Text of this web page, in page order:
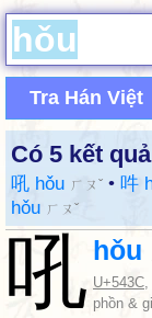
Tra Hán Việt
Có 5 kết
吼 hǒu ㄏㄡˇ • 吽
hǒu ㄏㄡˇ
吼 hǒu
U+543C,
phồn &